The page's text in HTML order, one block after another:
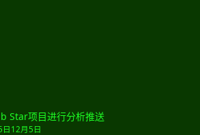
Star项目进行分析推送
12月5日